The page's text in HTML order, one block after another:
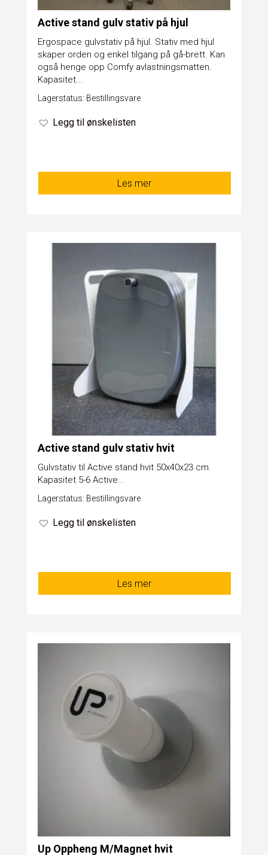
Active stand gulv stativ på hjul
Ergospace gulvstativ på hjul. Stativ med hjul
skaper orden og enkel tilgang på gå-brett. Kan
også henge opp Comfy avlastningsmatten.
Kapasitet...
Lagerstatus: Bestillingsvare
Legg til ønskelisten
Les mer
Active stand gulv stativ hvit
Gulvstativ til Active stand hvit 50x40x23 cm.
Kapasitet 5-6 Active...
Lagerstatus: Bestillingsvare
Legg til ønskelisten
Les mer
Up Oppheng M/Magnet hvit